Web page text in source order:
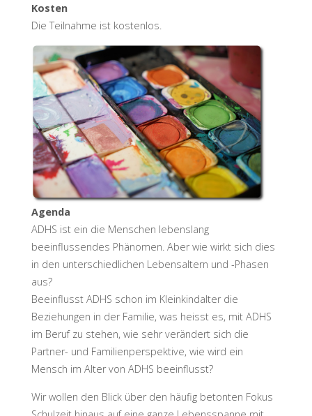
Kosten
Die Teilnahme ist kostenlos.
Agenda
ADHS ist ein die Menschen lebenslang
beeinflussendes Phänomen. Aber wie wirkt sich dies
in den unterschiedlichen Lebensaltern und -Phasen
aus?
Beeinflusst ADHS schon im Kleinkindalter die
Beziehungen in der Familie, was heisst es, mit ADHS
im Beruf zu stehen, wie sehr verändert sich die
Partner- und Familienperspektive, wie wird ein
Mensch im Alter von ADHS beeinflusst?
Wir wollen den Blick über den häufig betonten Fokus